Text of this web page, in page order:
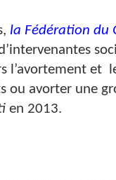
la Fédération du
l’avortement et
ou avorter une
en 2013.